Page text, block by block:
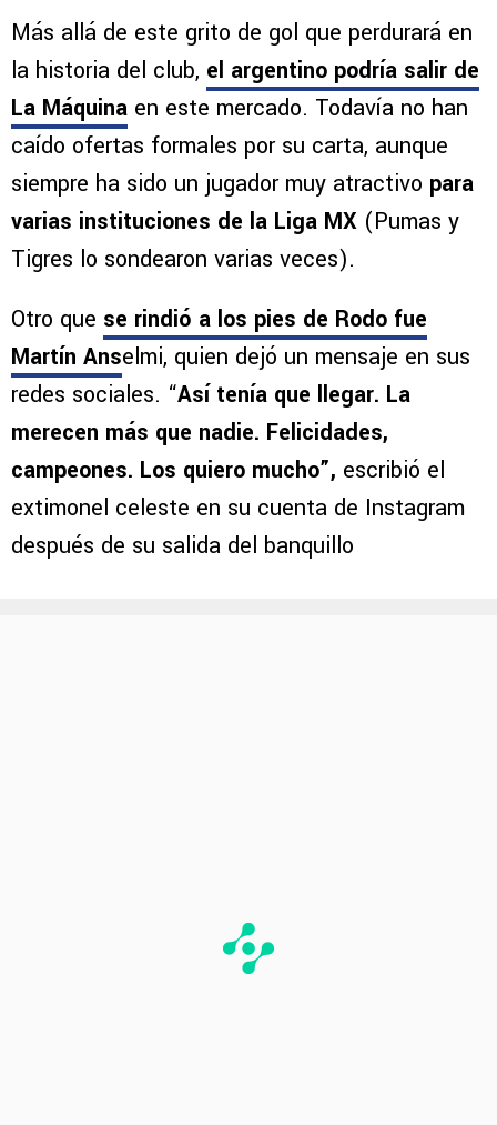
Más allá de este grito de gol que perdurará en
la historia del club, el argentino podría salir de
La Máquina en este mercado. Todavía no han
caído ofertas formales por su carta, aunque
siempre ha sido un jugador muy atractivo para
varias instituciones de la Liga MX (Pumas y
Tigres lo sondearon varias veces).
Otro que se rindió a los pies de Rodo fue
Martín Anselmi, quien dejó un mensaje en sus
redes sociales. “Así tenía que llegar. La
merecen más que nadie. Felicidades,
campeones. Los quiero mucho”, escribió el
extimonel celeste en su cuenta de Instagram
después de su salida del banquillo